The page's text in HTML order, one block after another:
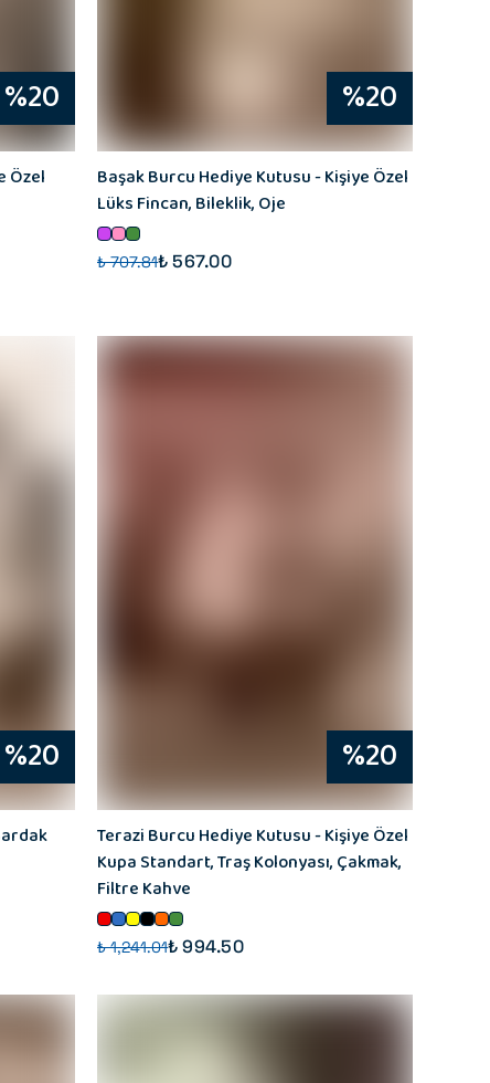
%20
Özel
%20
Başak Burcu Hediye Kutusu - Kişiye Özel
Lüks Fincan, Bileklik, Oje
₺ 707.81₺ 567.00
%20 %20
Terazi Burcu Hediye Kutusu - Kişiye Özel
Kupa Standart, Traş Kolonyası, Çakmak,
Filtre Kahve
₺ 1,241.01₺ 994.50